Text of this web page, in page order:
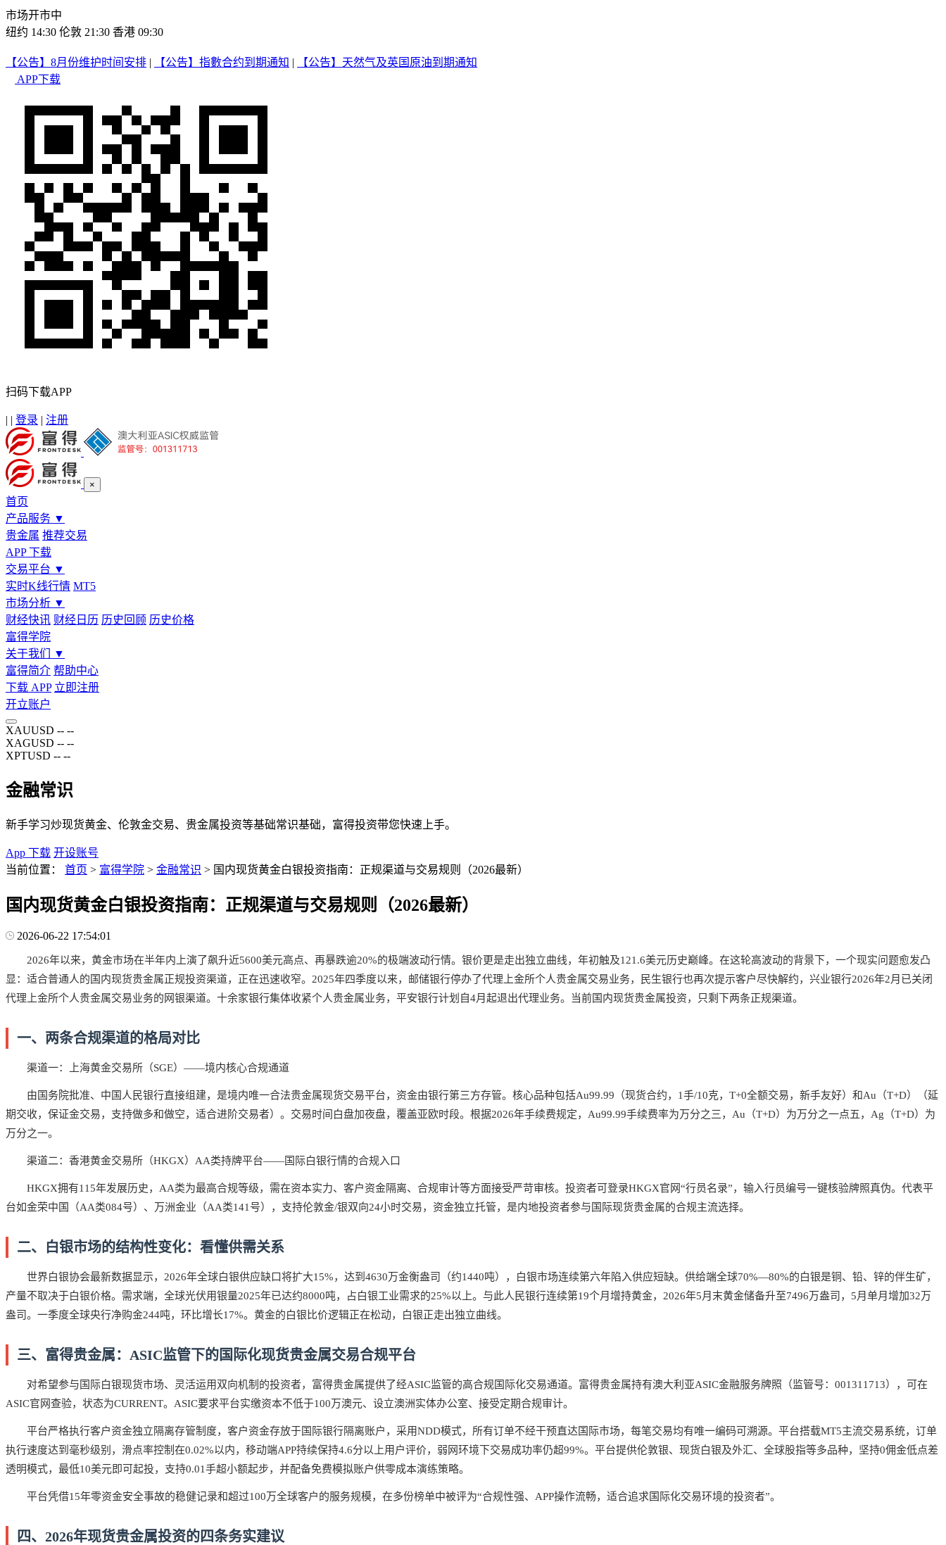
市场开市中
纽约 14:30 伦敦 21:30 香港 09:30
【公告】8月份维护时间安排 | 【公告】指數合约到期通知 |
【公告】天然气及英国原油到期通知
APP下载
扫码下载APP
| | 登录 | 注册
×
首页
产品服务 ▼
贵金属 推荐交易
APP 下载
交易平台 ▼
实时K线行情 MT5
市场分析 ▼
财经快讯 财经日历 历史回顾 历史价格
富得学院
关于我们
▼
富得简介 帮助中心
下载 APP 立即注册
开立账户
XAUUSD -- --
XAGUSD -- --
XPTUSD -- --
金融常识
新手学习炒现货黄金、伦敦金交易、贵金属投资等基础常识基础，富得投资带您快速上手。
App 下载 开设账号
当前位置：
首页 > 富得学院 > 金融常识 > 国内现货黄金白银投资指南：正规渠道与交易规则（2026最新）
国内现货黄金白银投资指南：正规渠道与交易规则（2026最新）
2026-06-22 17:54:01
2026年以来，黄金市场在半年内上演了飙升近5600美元高点、再暴跌逾20%的极端波动行情。银价更是走出独立曲线，年初触及121.6美元历史巅峰。在这轮高波动的背景下，一个现实问题愈发凸
显：适合普通人的国内现货贵金属正规投资渠道，正在迅速收窄。2025年四季度以来，邮储银行停办了代理上金所个人贵金属交易业务，民生银行也再次提示客户尽快解约，兴业银行2026年2月已关闭
代理上金所个人贵金属交易业务的网银渠道。十余家银行集体收紧个人贵金属业务，平安银行计划自4月起退出代理业务。当前国内现货贵金属投资，只剩下两条正规渠道。
一、两条合规渠道的格局对比
渠道一：上海黄金交易所（SGE）——境内核心合规通道
由国务院批准、中国人民银行直接组建，是境内唯一合法贵金属现货交易平台，资金由银行第三方存管。核心品种包括Au99.99（现货合约，1手/10克，T+0全额交易，新手友好）和Au（T+D）（延
期交收，保证金交易，支持做多和做空，适合进阶交易者）。交易时间白盘加夜盘，覆盖亚欧时段。根据2026年手续费规定，Au99.99手续费率为万分之三，Au（T+D）为万分之一点五，Ag（T+D）为
万分之一。
渠道二：香港黄金交易所（HKGX）AA类持牌平台——国际白银行情的合规入口
HKGX拥有115年发展历史，AA类为最高合规等级，需在资本实力、客户资金隔离、合规审计等方面接受严苛审核。投资者可登录HKGX官网“行员名录”，输入行员编号一键核验牌照真伪。代表平
台如金荣中国（AA类084号）、万洲金业（AA类141号），支持伦敦金/银双向24小时交易，资金独立托管，是内地投资者参与国际现货贵金属的合规主流选择。
二、白银市场的结构性变化：看懂供需关系
世界白银协会最新数据显示，2026年全球白银供应缺口将扩大15%，达到4630万金衡盎司（约1440吨），白银市场连续第六年陷入供应短缺。供给端全球70%—80%的白银是铜、铅、锌的伴生矿，
产量不取决于白银价格。需求端，全球光伏用银量2025年已达约8000吨，占白银工业需求的25%以上。与此人民银行连续第19个月增持黄金，2026年5月末黄金储备升至7496万盎司，5月单月增加32万
盎司。一季度全球央行净购金244吨，环比增长17%。黄金的白银比价逻辑正在松动，白银正走出独立曲线。
三、富得贵金属：ASIC监管下的国际化现货贵金属交易合规平台
对希望参与国际白银现货市场、灵活运用双向机制的投资者，富得贵金属提供了经ASIC监管的高合规国际化交易通道。富得贵金属持有澳大利亚ASIC金融服务牌照（监管号：001311713），可在
ASIC官网查验，状态为CURRENT。ASIC要求平台实缴资本不低于100万澳元、设立澳洲实体办公室、接受定期合规审计。
平台严格执行客户资金独立隔离存管制度，客户资金存放于国际银行隔离账户，采用NDD模式，所有订单不经干预直达国际市场，每笔交易均有唯一编码可溯源。平台搭载MT5主流交易系统，订单
执行速度达到毫秒级别，滑点率控制在0.02%以内，移动端APP持续保持4.6分以上用户评价，弱网环境下交易成功率仍超99%。平台提供伦敦银、现货白银及外汇、全球股指等多品种，坚持0佣金低点差
透明模式，最低10美元即可起投，支持0.01手超小额起步，并配备免费模拟账户供零成本演练策略。
平台凭借15年零资金安全事故的稳健记录和超过100万全球客户的服务规模，在多份榜单中被评为“合规性强、APP操作流畅，适合追求国际化交易环境的投资者”。
四、2026年现货贵金属投资的四条务实建议